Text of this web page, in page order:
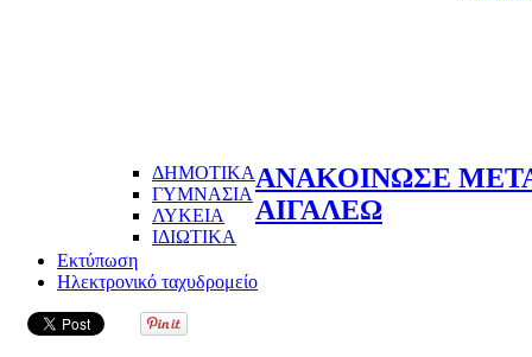
ΔΗΜΟΤΙΚΑ
ΓΥΜΝΑΣΙΑ
ΛΥΚΕΙΑ
ΙΔΙΩΤΙΚΑ
ΑΝΑΚΟΙΝΩΣΕ
ΑΙΓΑΛΕΩ
Εκτύπωση
Ηλεκτρονικό ταχυδρομείο